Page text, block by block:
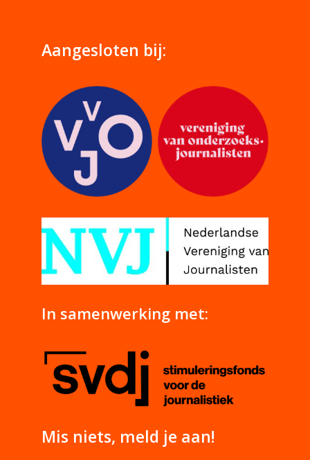
Aangesloten bij:
In samenwerking met:
Mis niets, meld je aan!